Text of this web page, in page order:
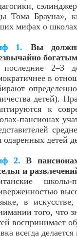
Тома Брауна»,
мифах о
1. Вы должны
последние 2–3
в
детей).
к
пансионах
одаренных детей
2. В
и
школы-
в
того, что
воспринимает
всегда